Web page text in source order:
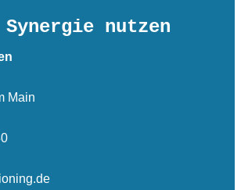
nutzen
Main